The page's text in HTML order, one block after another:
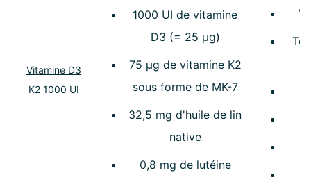
Vitamine D3
K2 1000 UI
1000 UI de vitamine
D3 (= 25 µg)
75 µg de vitamine K2
sous forme de MK-7
32,5 mg d'huile de lin
native
0,8 mg de lutéine